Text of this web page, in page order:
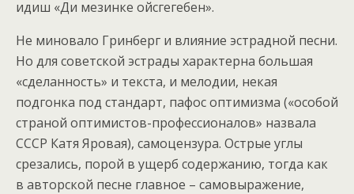
идиш «Ди мезинке ойсгегебен».
Не миновало Гринберг и влияние эстрадной песни.
Но для советской эстрады характерна большая
«сделанность» и текста, и мелодии, некая
подгонка под стандарт, пафос оптимизма («особой
страной оптимистов-профессионалов» назвала
СССР Катя Яровая), самоцензура. Острые углы
срезались, порой в ущерб содержанию, тогда как
в авторской песне главное – самовыражение,